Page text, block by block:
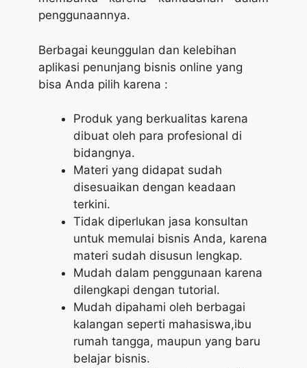
penggunaannya.
Berbagai keunggulan dan kelebihan
aplikasi penunjang bisnis online yang
bisa Anda pilih karena :
Produk yang berkualitas karena
dibuat oleh para profesional di
bidangnya.
Materi yang didapat sudah
disesuaikan dengan keadaan
terkini.
Tidak diperlukan jasa konsultan
untuk memulai bisnis Anda, karena
materi sudah disusun lengkap.
Mudah dalam penggunaan karena
dilengkapi dengan tutorial.
Mudah dipahami oleh berbagai
kalangan seperti mahasiswa,ibu
rumah tangga, maupun yang baru
belajar bisnis.